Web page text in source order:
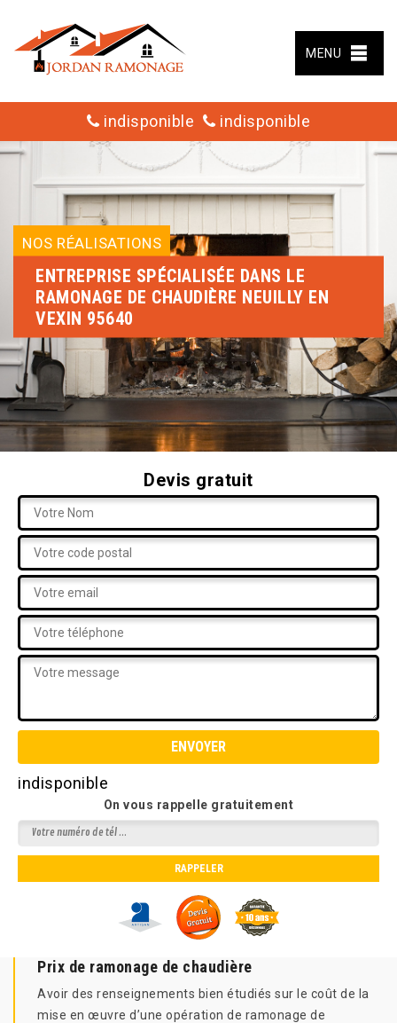
MENU
indisponible indisponible
NOS RÉALISATIONS
ENTREPRISE SPÉCIALISÉE DANS LE
RAMONAGE DE CHAUDIÈRE NEUILLY EN
VEXIN 95640
Devis gratuit
indisponible
On vous rappelle gratuitement
Prix de ramonage de chaudière
Avoir des renseignements bien étudiés sur le coût de la
mise en œuvre d’une opération de ramonage de